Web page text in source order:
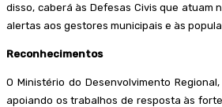
disso, caberá às Defesas Civis que atuam
alertas aos gestores municipais e às
Reconhecimentos
O Ministério do Desenvolvimento
apoiando os trabalhos de resposta às